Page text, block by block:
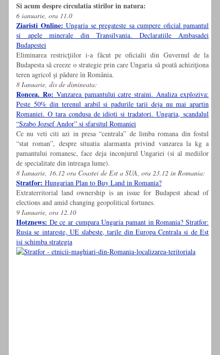
Si acum despre circulatia stirilor in natura:
6 ianuarie, ora 11.0
Ziaristi Online: Ungaria se pregateste sa cumpere oficial pamantul
si apele minerale din Transilvania. Declaratiile Ambasadei
Budapestei
Eliminarea restricţiilor i-a făcut pe oficialii din Guvernul de la
Budapesta să creeze o strategie prin care Ungaria să poată achiziţiona
teren agricol şi pădure în România.
8 Ianuarie, dis de dimineata:
Roncea. Ro: Vanzarea pamantului catre straini. Analiza exploziva:
Peste 50% din terenul arabil si padurile tarii deja nu mai apartin
Romaniei. O tara condusa de idioti si tradatori. Ungaria, scandalul
“Szabo Jozsef Andor” si sfarsitul Romaniei
Ce nu veti citi azi in presa “centrala” de limba romana din fostul
“stat roman”, despre situatia alarmanta privind vanzarea la kg a
pamantului romanesc, face deja inconjurul Ungariei (si al mediilor
de specialitate din intreaga lume).
8 Ianuarie, 16.12 ora Coastei de Est a SUA, ora 23.12 in Romania:
Stratfor: Hungarian Plan to Buy Land in Romania?
Extraterritorial land ownership is an issue for Budapest ahead of
elections and amid changing geopolitical fortunes.
9 Ianuarie, ora 12.10
Hotznews: De ce ar cumpara Ungaria pamant in Romania? Stratfor:
Rusia se intareste, UE slabeste, tarile din Europa Centrala si de Est
isi schimba strategia